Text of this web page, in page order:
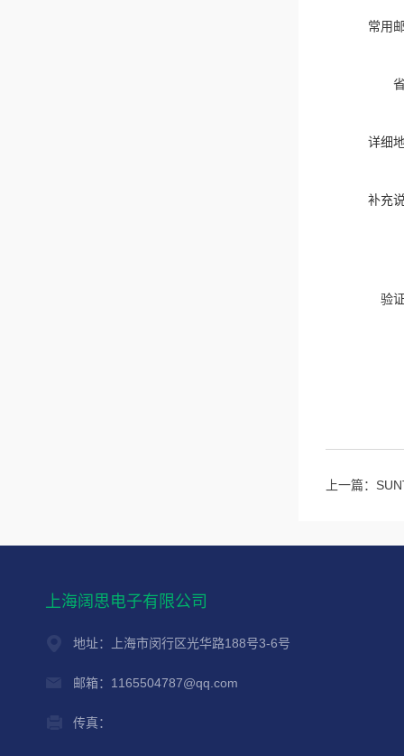
常用
详细
补充
验
上一篇：
上海阔思电子有限公司
地址：上海市闵行区光华路188号3-6号
邮箱：1165504787@qq.com
传真：